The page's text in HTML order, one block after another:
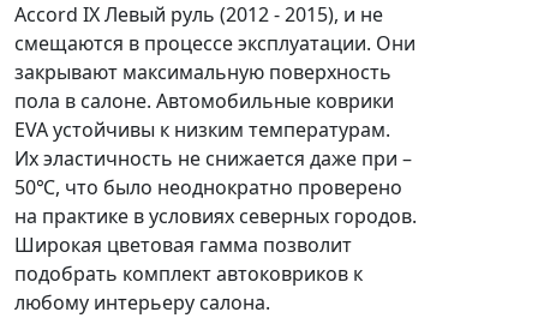
Accord IX Левый руль (2012 - 2015), и не
смещаются в процессе эксплуатации. Они
закрывают максимальную поверхность
пола в салоне. Автомобильные коврики
EVA устойчивы к низким температурам.
Их эластичность не снижается даже при –
50℃, что было неоднократно проверено
на практике в условиях северных городов.
Широкая цветовая гамма позволит
подобрать комплект автоковриков к
любому интерьеру салона.